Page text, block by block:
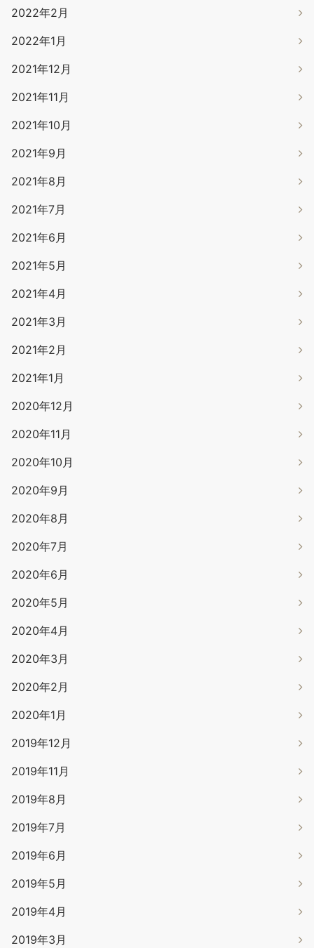
2022年2月
2022年1月
2021年12月
2021年11月
2021年10月
2021年9月
2021年8月
2021年7月
2021年6月
2021年5月
2021年4月
2021年3月
2021年2月
2021年1月
2020年12月
2020年11月
2020年10月
2020年9月
2020年8月
2020年7月
2020年6月
2020年5月
2020年4月
2020年3月
2020年2月
2020年1月
2019年12月
2019年11月
2019年8月
2019年7月
2019年6月
2019年5月
2019年4月
2019年3月